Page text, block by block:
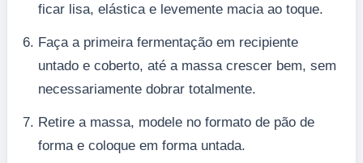
ficar lisa, elástica e levemente macia ao toque.
Faça a primeira fermentação em recipiente
untado e coberto, até a massa crescer bem, sem
necessariamente dobrar totalmente.
Retire a massa, modele no formato de pão de
forma e coloque em forma untada.